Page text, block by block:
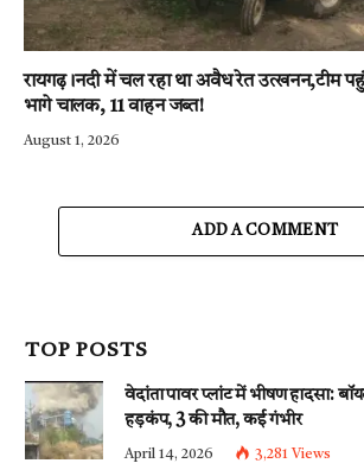
रायगढ़।नदी में चल रहा था अवैध रेत उत्खनन,टीम
भागे चालक, 11 वाहन जब्त!
August 1, 2026
ADD A COMMENT
TOP POSTS
वेदांता पावर प्लांट में भीषण हादसा:
हड़कंप, 3 की मौत, कई गंभीर
April 14, 2026 3,281 Views